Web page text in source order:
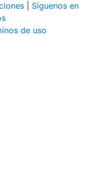
Síguenos en
de uso